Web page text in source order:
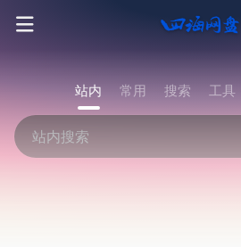
站内 常用 搜索 工具